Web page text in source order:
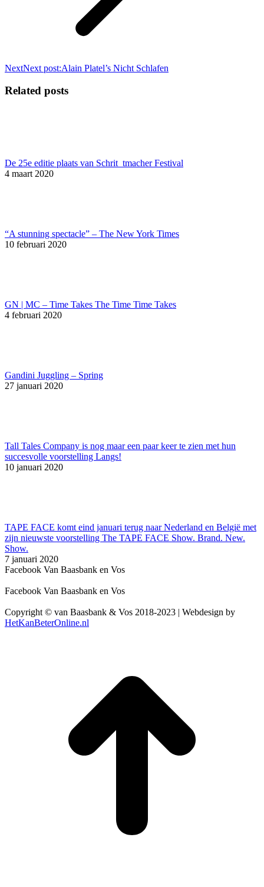
NextNext post:Alain Platel’s Nicht Schlafen
Related posts
De 25e editie plaats van Schrit_tmacher Festival
4 maart 2020
“A stunning spectacle” – The New York Times
10 februari 2020
GN | MC – Time Takes The Time Time Takes
4 februari 2020
Gandini Juggling – Spring
27 januari 2020
Tall Tales Company is nog maar een paar keer te zien met hun
succesvolle voorstelling Langs!
10 januari 2020
TAPE FACE komt eind januari terug naar Nederland en België met
zijn nieuwste voorstelling The TAPE FACE Show. Brand. New.
Show.
7 januari 2020
Facebook Van Baasbank en Vos
Facebook Van Baasbank en Vos
Copyright © van Baasbank & Vos 2018-2023 | Webdesign by
HetKanBeterOnline.nl